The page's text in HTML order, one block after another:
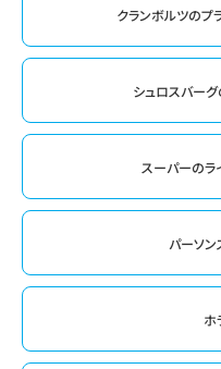
クランボルツのプ
シュロスバーグ
スーパーのラ
パーソ
ホ